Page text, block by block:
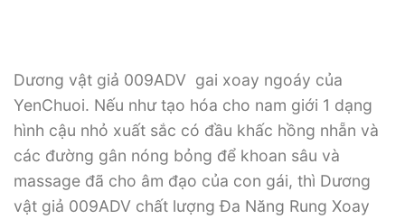
Dương vật giả 009ADV gai xoay ngoáy của
YenChuoi. Nếu như tạo hóa cho nam giới 1 dạng
hình cậu nhỏ xuất sắc có đầu khấc hồng nhẵn và
các đường gân nóng bỏng để khoan sâu và
massage đã cho âm đạo của con gái, thì Dương
vật giả 009ADV chất lượng Đa Năng Rung Xoay